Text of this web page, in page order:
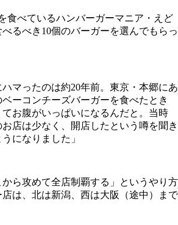
食べているハンバーガーマニア・えど
るべき10個のバーガーを選んでもらっ
ハマったのは約20年前。東京・本郷にあ
ーコンチーズバーガーを食べたとき
お腹がいっぱいになるんだと。当時
店は少なく、開店したという噂を聞き
になりました」
から攻めて全店制覇する」というやり方
は、北は新潟、西は大阪（途中）まで